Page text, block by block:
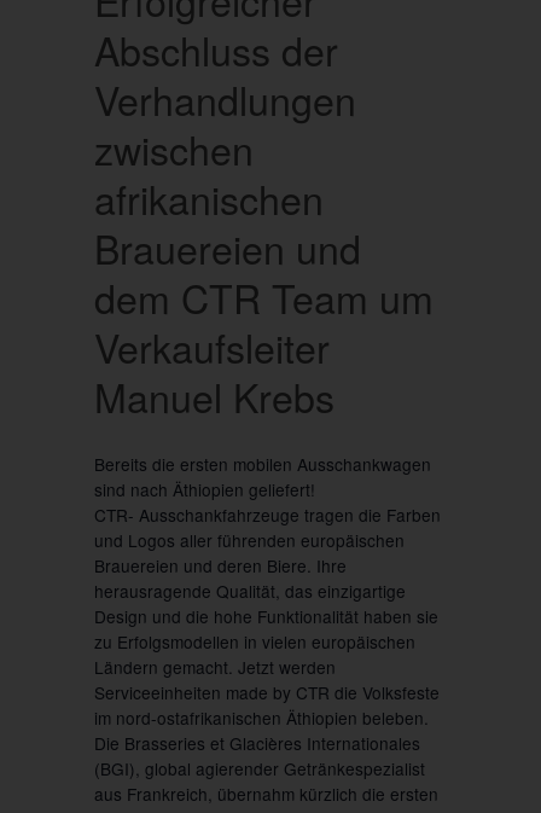
Abschluss der
Verhandlungen
zwischen
afrikanischen
Brauereien und
dem CTR Team um
Verkaufsleiter
Manuel Krebs
Bereits die ersten mobilen Ausschankwagen
sind nach Äthiopien geliefert!
CTR- Ausschankfahrzeuge tragen die Farben
und Logos aller führenden europäischen
Brauereien und deren Biere. Ihre
herausragende Qualität, das einzigartige
Design und die hohe Funktionalität haben sie
zu Erfolgsmodellen in vielen europäischen
Ländern gemacht. Jetzt werden
Serviceeinheiten made by CTR die Volksfeste
im nord-ostafrikanischen Äthiopien beleben.
Die Brasseries et Glacières Internationales
(BGI), global agierender Getränkespezialist
aus Frankreich, übernahm kürzlich die ersten